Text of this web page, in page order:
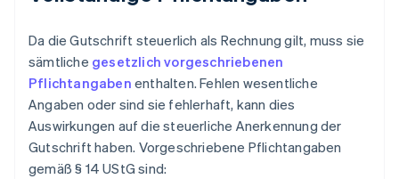
Da die Gutschrift steuerlich als Rechnung gilt, muss sie
sämtliche gesetzlich vorgeschriebenen
Pflichtangaben enthalten. Fehlen wesentliche
Angaben oder sind sie fehlerhaft, kann dies
Auswirkungen auf die steuerliche Anerkennung der
Gutschrift haben. Vorgeschriebene Pflichtangaben
gemäß § 14 UStG sind: